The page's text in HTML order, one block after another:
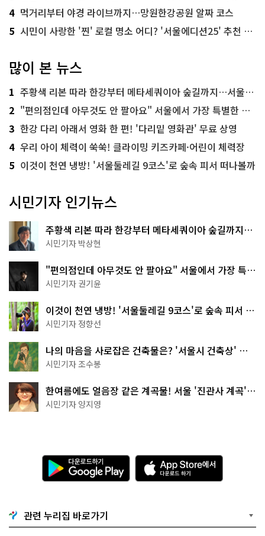
4 먹거리부터 야경 라이브까지…망원한강공원 알짜 코스
5 시민이 사랑한 '찐' 로컬 명소 어디? '서울에디션25' 추천 코스
많이 본 뉴스
1 주황색 리본 따라 한강부터 메타세쿼이아 숲길까지…서울둘레길 15코스
2 "편의점인데 아무것도 안 팔아요" 서울에서 가장 특별한 편의점의 정체
3 한강 다리 아래서 영화 한 편! '다리밑 영화관' 무료 상영
4 우리 아이 체력이 쑥쑥! 클라이밍 키즈카페·어린이 체력장
5 이것이 천연 냉방! '서울둘레길 9코스'로 숲속 피서 떠나볼까
시민기자 인기뉴스
주황색 리본 따라 한강부터 메타세쿼이아 숲길까지…
서울둘레길 15코스
시민기자 박상현
"편의점인데 아무것도 안 팔아요" 서울에서 가장 특별
한 편의점의 정체
시민기자 권기윤
이것이 천연 냉방! '서울둘레길 9코스'로 숲속 피서 떠
나볼까
시민기자 정향선
나의 마음을 사로잡은 건축물은? '서울시 건축상' 수
상작 공개!
시민기자 조수봉
한여름에도 얼음장 같은 계곡물! 서울 '진관사 계곡'이
천국이네~
시민기자 양지영
다
운
로
기
G
o
A
p
p
e
관련 누리집 바로가기